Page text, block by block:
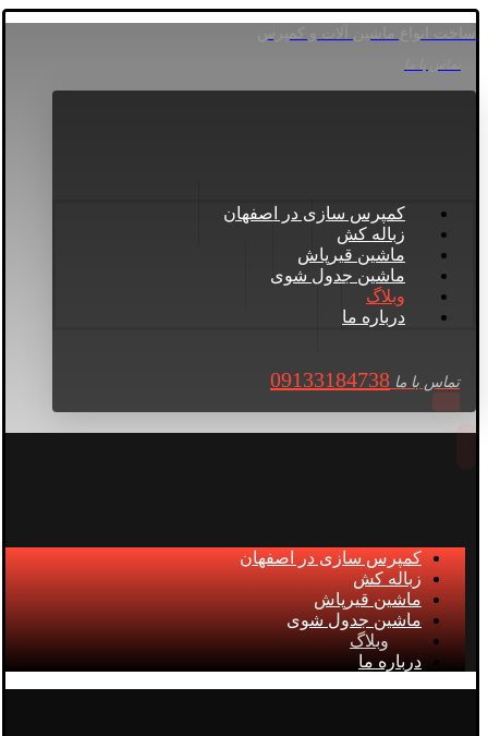
ساخت انواع ماشین آلات و کمپرس
کمپرس سازی در اصفهان
زباله کش
ماشین قیرپاش
ماشین جدول شوی
وبلاگ
درباره ما
تماس با ما 09133184738
کمپرس سازی در اصفهان
زباله کش
ماشین قیرپاش
ماشین جدول شوی
وبلاگ
درباره ما